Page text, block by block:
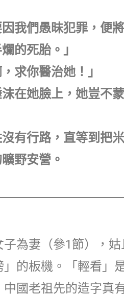
我們愚昧犯罪，便
的死胎。」
求你醫治她！」
在她臉上，她豈不
有行路，直等到把
野安營。
為妻（參1節），
的板機。「輕看」
國老祖先的造字真